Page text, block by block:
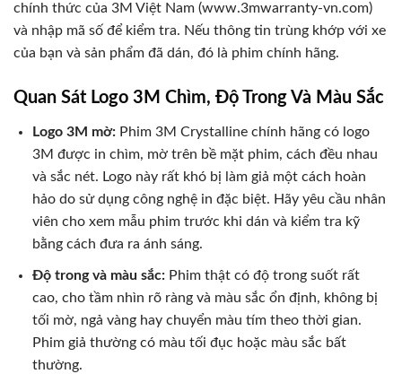
chính thức của 3M Việt Nam (www.3mwarranty-vn.com)
và nhập mã số để kiểm tra. Nếu thông tin trùng khớp với xe
của bạn và sản phẩm đã dán, đó là phim chính hãng.
Quan Sát Logo 3M Chìm, Độ Trong Và Màu Sắc
Logo 3M mờ:Phim 3M Crystalline chính hãng có logo
3M được in chìm, mờ trên bề mặt phim, cách đều nhau
và sắc nét. Logo này rất khó bị làm giả một cách hoàn
hảo do sử dụng công nghệ in đặc biệt. Hãy yêu cầu nhân
viên cho xem mẫu phim trước khi dán và kiểm tra kỹ
bằng cách đưa ra ánh sáng.
Độ trong và màu sắc:Phim thật có độ trong suốt rất
cao, cho tầm nhìn rõ ràng và màu sắc ổn định, không bị
tối mờ, ngả vàng hay chuyển màu tím theo thời gian.
Phim giả thường có màu tối đục hoặc màu sắc bất
thường.